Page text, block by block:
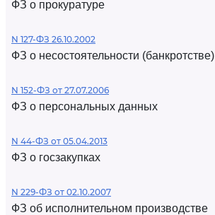
ФЗ о прокуратуре
N 127-ФЗ 26.10.2002
ФЗ о несостоятельности (банкротстве)
N 152-ФЗ от 27.07.2006
ФЗ о персональных данных
N 44-ФЗ от 05.04.2013
ФЗ о госзакупках
N 229-ФЗ от 02.10.2007
ФЗ об исполнительном производстве